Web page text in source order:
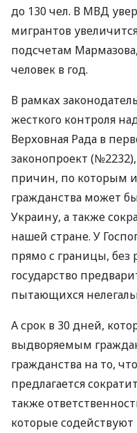
до 130 чел. В МВД
мигрантов
подсчетам
человек в год.
В рамках
жесткого контроля
Верховная Рада в
законопроект
причин, по которым
гражданства может
Украину, а также
нашей стране. У
прямо с границы, без
государство
пытающихся
А срок в 30 дней,
выдворяемым
гражданства на то,
предлагается
также
которые